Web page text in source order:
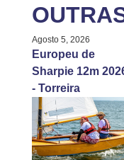
Agosto 5, 2026
Europeu de
Sharpie 12m
- Torreira